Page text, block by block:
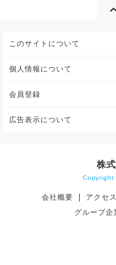
このサイトについて
個人情報について
会員登録
広告表示について
株
Copyright
会社概要 アクセス
グループ企